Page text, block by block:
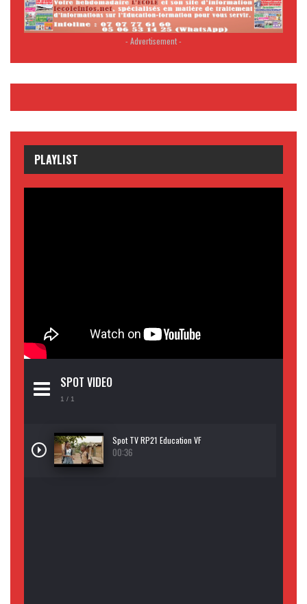
- Advertisement -
PLAYLIST
SPOT VIDEO
1 / 1
Spot TV RP21 Education VF
00:36